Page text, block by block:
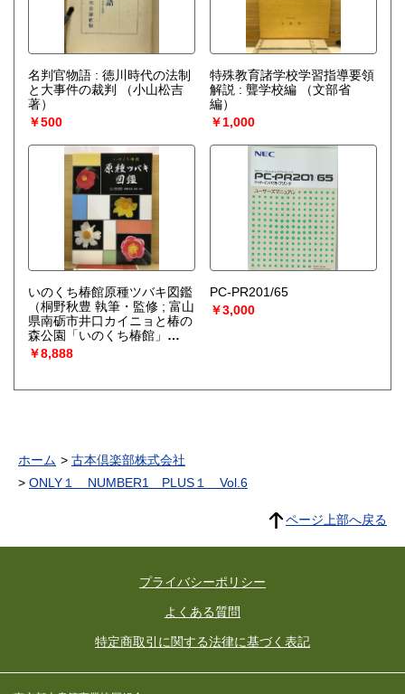
名判官物語 : 徳川時代の法制
と大事件の裁判
（小山松吉
著）
￥500
特殊教育諸学校学習指導要領
解説 : 聾学校編
（文部省
編）
￥1,000
いのくち椿館原種ツバキ図鑑
（桐野秋豊 執筆・監修 ; 富山
県南砺市井口カイニョと椿の
森公園「いのくち椿館」
編）
￥8,888
PC-PR201/65
￥3,000
ホーム
古本倶楽部株式会社
ONLY１ NUMBER1 PLUS１ Vol.6
ページ上部へ戻る
プライバシーポリシー
よくある質問
特定商取引に関する法律に基づく表記